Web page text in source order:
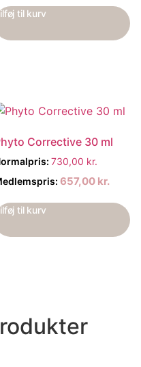
til kurv
Corrective 30 ml
730,00 kr.
657,00 kr.
til kurv